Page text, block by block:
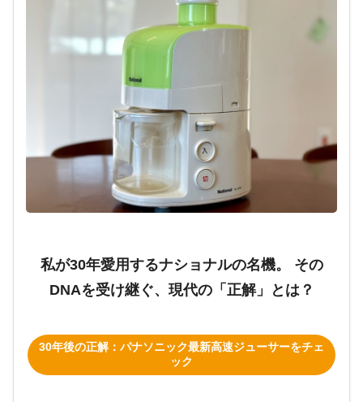
私が30年愛用するナショナルの名機。 その
DNAを受け継ぐ、現代の「正解」とは？
30年後の正解：パナソニック最新高速ジューサーをチェ
ック